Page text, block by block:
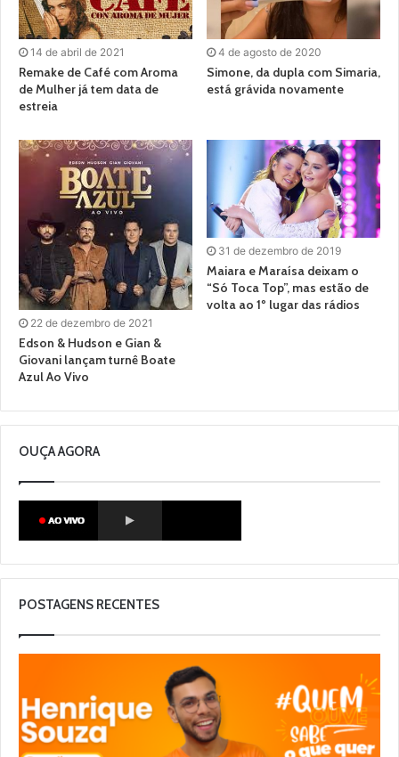
14 de abril de 2021
Remake de Café com Aroma
de Mulher já tem data de
estreia
4 de agosto de 2020
Simone, da dupla com Simaria,
está grávida novamente
22 de dezembro de 2021
Edson & Hudson e Gian &
Giovani lançam turnê Boate
Azul Ao Vivo
31 de dezembro de 2019
Maiara e Maraísa deixam o
“Só Toca Top”, mas estão de
volta ao 1º lugar das rádios
OUÇA AGORA
POSTAGENS RECENTES